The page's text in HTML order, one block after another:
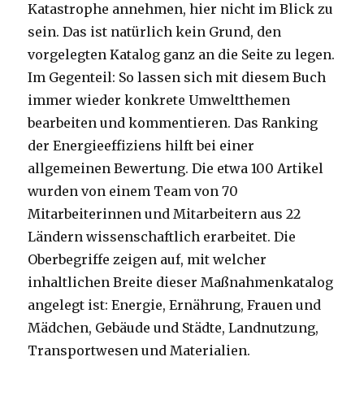
Katastrophe annehmen, hier nicht im Blick zu
sein. Das ist natürlich kein Grund, den
vorgelegten Katalog ganz an die Seite zu legen.
Im Gegenteil: So lassen sich mit diesem Buch
immer wieder konkrete Umweltthemen
bearbeiten und kommentieren. Das Ranking
der Energieeffiziens hilft bei einer
allgemeinen Bewertung. Die etwa 100 Artikel
wurden von einem Team von 70
Mitarbeiterinnen und Mitarbeitern aus 22
Ländern wissenschaftlich erarbeitet. Die
Oberbegriffe zeigen auf, mit welcher
inhaltlichen Breite dieser Maßnahmenkatalog
angelegt ist: Energie, Ernährung, Frauen und
Mädchen, Gebäude und Städte, Landnutzung,
Transportwesen und Materialien.